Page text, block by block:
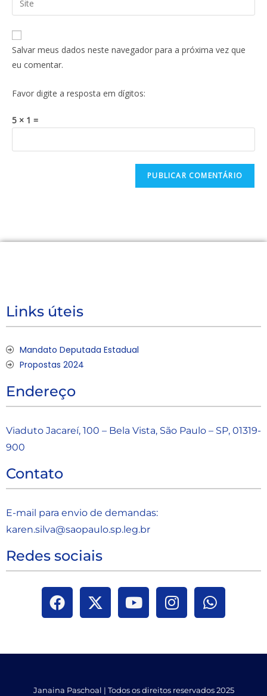
Salvar meus dados neste navegador para a próxima vez que
eu comentar.
Favor digite a resposta em dígitos:
5 × 1 =
Links úteis
Mandato Deputada Estadual
Propostas 2024
Endereço
Viaduto Jacareí, 100 – Bela Vista, São Paulo – SP, 01319-
900
Contato
E-mail para envio de demandas:
karen.silva@saopaulo.sp.leg.br
Redes sociais
Janaina Paschoal | Todos os direitos reservados 2025